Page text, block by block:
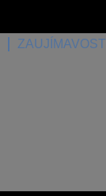
ZAUJÍMAVOSTI